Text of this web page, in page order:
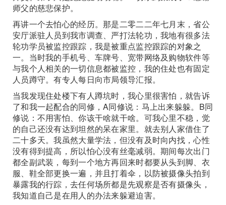
师父的慈悲保护。
再讲一个去怕心的经历。那是二零二二年七月末，省公
安厅派驻人员到我市调查、严打法轮功，我地有很多法
轮功学员被监控跟踪，我是被重点监控跟踪的对象之
一。当时我的手机号、车牌号、宽带网络及购物软件等
与我个人相关的一切信息都被监控，我的住处也有固定
人员蹲守。有专人每日向市局领导汇报。
当我发现住处楼下有人蹲坑时，我心里很害怕，就告诉
了和我一起配合的同修，A同修说：马上出来躲躲。B同
修说：不用害怕、你该干啥就干啥。可我心里不稳，觉
的自己还没有达到坦然的呆在家里。就去别人家借住了
二十多天。我虽然大量学法，但没有及时向内找，心性
没有得到提高，所以怕心没有丝毫减弱。期间每次出门
都全副武装，每到一个地方再回来时都要从头到脚、衣
服、鞋全部更换一遍，并且打着伞，以防被摄像头拍到
暴露我的行踪，去任何场所都是先观察是否有摄像头，
我知道自己是在用人的办法来躲避迫害。